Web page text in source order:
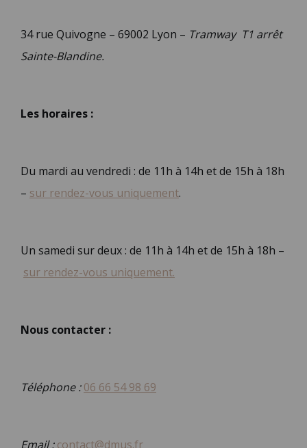
34 rue Quivogne – 69002 Lyon – Tramway T1 arrêt
Sainte-Blandine.
Les horaires :
Du mardi au vendredi : de 11h à 14h et de 15h à 18h
– sur rendez-vous uniquement.
Un samedi sur deux : de 11h à 14h et de 15h à 18h –
sur rendez-vous uniquement.
Nous contacter :
Téléphone : 06 66 54 98 69
Email :contact@dmus.fr